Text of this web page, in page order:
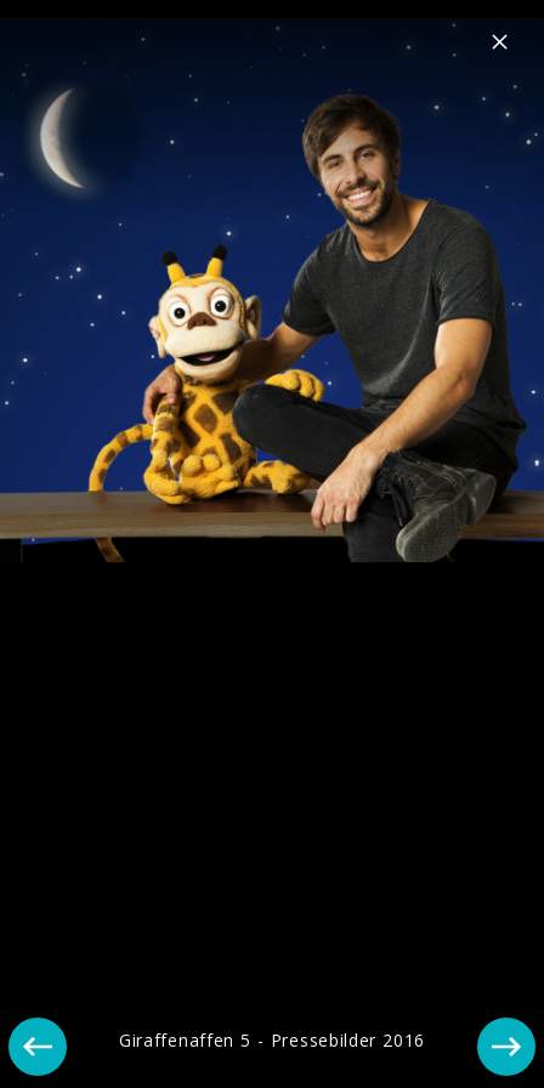
Menu
Giraffenaffen
Home Videos Fotos Biografie
Giraffenaffen 5 - Pressebilder 2016
Giraffenaffen 5 - Pressebilder 2016